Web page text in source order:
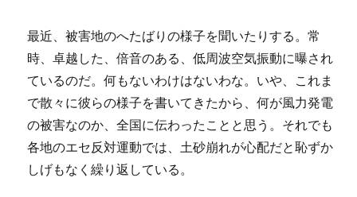
最近、被害地のへたばりの様子を聞いたりする。常
時、卓越した、倍音のある、低周波空気振動に曝され
ているのだ。何もないわけはないわな。いや、これま
で散々に彼らの様子を書いてきたから、何が風力発電
の被害なのか、全国に伝わったことと思う。それでも
各地のエセ反対運動では、土砂崩れが心配だと恥ずか
しげもなく繰り返している。